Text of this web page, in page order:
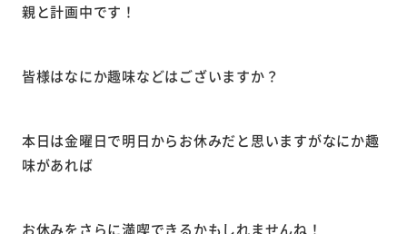
親と計画中です！
皆様はなにか趣味などはございますか？
本日は金曜日で明日からお休みだと思いますがなにか趣
味があれば
お休みをさらに満喫できるかもしれませんね！